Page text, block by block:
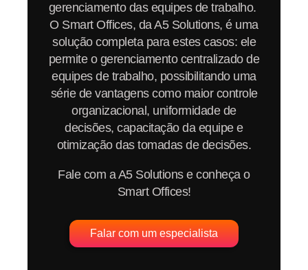
gerenciamento das equipes de trabalho.
O Smart Offices, da A5 Solutions, é uma
solução completa para estes casos: ele
permite o gerenciamento centralizado de
equipes de trabalho, possibilitando uma
série de vantagens como maior controle
organizacional, uniformidade de
decisões, capacitação da equipe e
otimização das tomadas de decisões.
Fale com a A5 Solutions e conheça o
Smart Offices!
Falar com um especialista